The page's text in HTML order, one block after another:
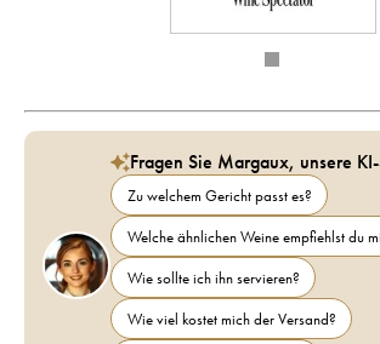
Fragen Sie Margaux, unsere
Zu welchem Gericht passt es?
Welche ähnlichen Weine empfiehlst du
Wie sollte ich ihn servieren?
Wie viel kostet mich der Versand?